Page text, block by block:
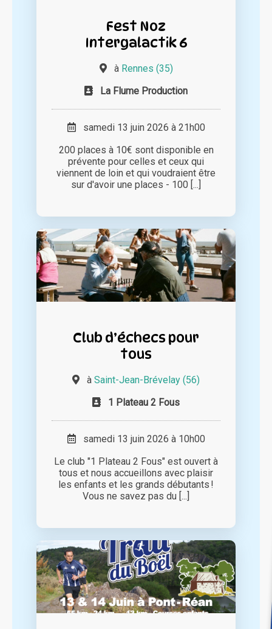
Fest Noz
Intergalactik 6
à Rennes (35)
La Flume Production
samedi 13 juin 2026 à 21h00
200 places à 10€ sont disponible en
prévente pour celles et ceux qui
viennent de loin et qui voudraient être
sur d'avoir une places - 100 [...]
Club d’échecs pour
tous
à Saint-Jean-Brévelay (56)
1 Plateau 2 Fous
samedi 13 juin 2026 à 10h00
Le club "1 Plateau 2 Fous" est ouvert à
tous et nous accueillons avec plaisir
les enfants et les grands débutants !
Vous ne savez pas du [...]